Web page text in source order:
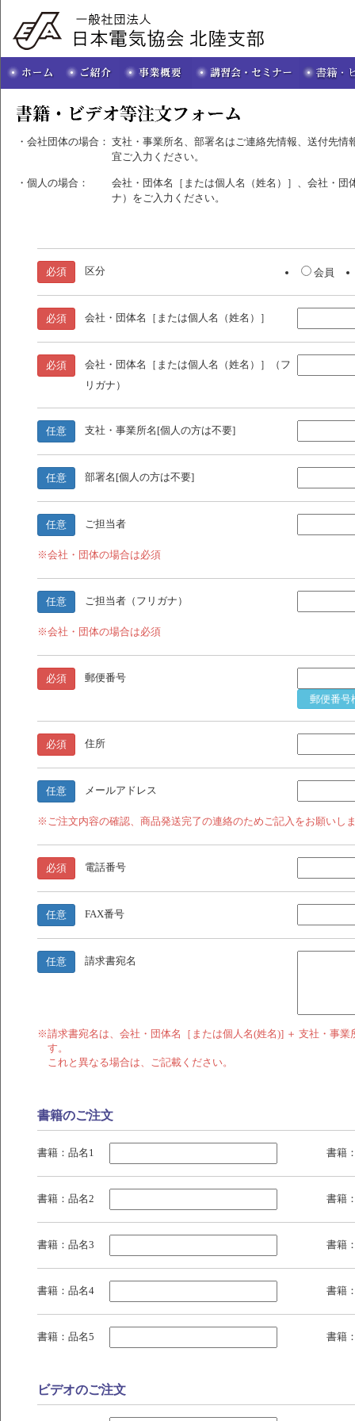
・会社団体の場合： 支社・事業所名、部署名はご連絡先情報、送付先情
宜ご入力ください。
・個人の場合：
会社・団体名［または個人名（姓名）］、会社・団
ナ）をご入力ください。
必須 区分 会員
必須 会社・団体名［または個人名（姓名）］
必須
会社・団体名［または個人名（姓名）］（フ
リガナ）
任意 支社・事業所名[個人の方は不要]
任意 部署名[個人の方は不要]
任意 ご担当者
※会社・団体の場合は必須
任意 ご担当者（フリガナ）
※会社・団体の場合は必須
必須
郵便番号
郵便番号
必須 住所
任意 メールアドレス
※ご注文内容の確認、商品発送完了の連絡のためご記入をお願いし
必須 電話番号
任意 FAX番号
任意 請求書宛名
※請求書宛名は、会社・団体名［または個人名(姓名)] ＋ 支社・事
す。
これと異なる場合は、ご記載ください。
書籍のご注文
書籍：品名1 書籍
書籍：品名2 書籍
書籍：品名3 書籍
書籍：品名4 書籍
書籍：品名5 書籍
ビデオのご注文